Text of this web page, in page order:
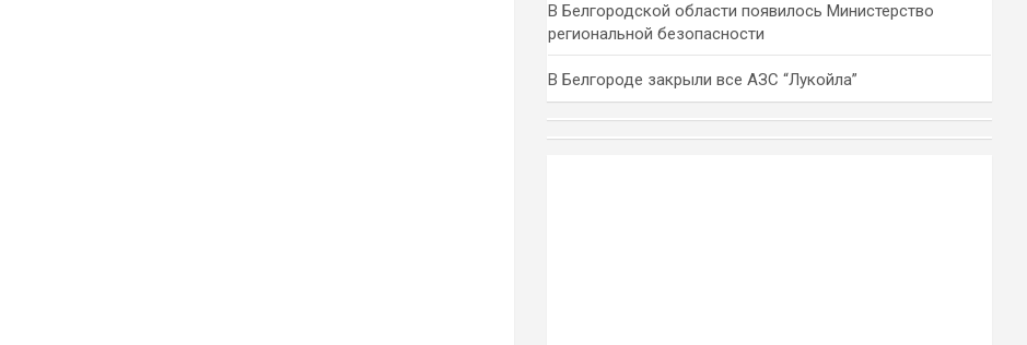
В Белгородской области появилось Министерство
региональной безопасности
В Белгороде закрыли все АЗС “Лукойла”